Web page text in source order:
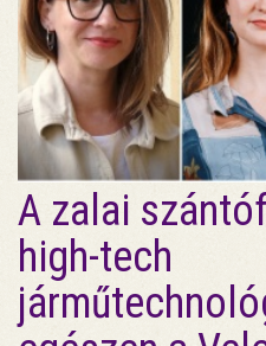
A zalai
high-tech